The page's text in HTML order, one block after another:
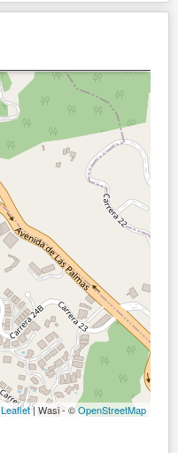
Leaflet| Wasi - ©OpenStreetMap